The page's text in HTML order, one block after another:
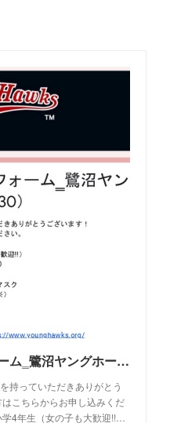
野球体験練習会申込フォーム‗鷺沼ヤングホークス（2022/4/30）
持っていただきありがとう
こちらからお申し込みくだ
年生（女の子も大歓迎!!…